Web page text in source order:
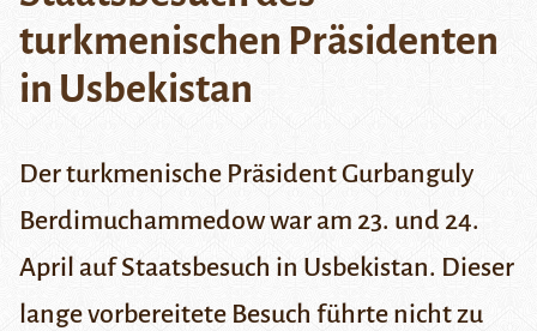
turkmenischen Präsidenten
in Usbekistan
Der turkmenische Präsident Gurbanguly
Berdimuchammedow war am 23. und 24.
April auf Staatsbesuch in Usbekistan. Dieser
lange vorbereitete Besuch führte nicht zu